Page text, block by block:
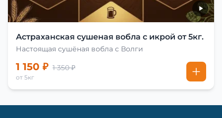
Астраханская сушеная вобла с икрой от 5кг.
Настоящая сушёная вобла с Волги
1 150 ₽ 1 350 ₽
от 5кг